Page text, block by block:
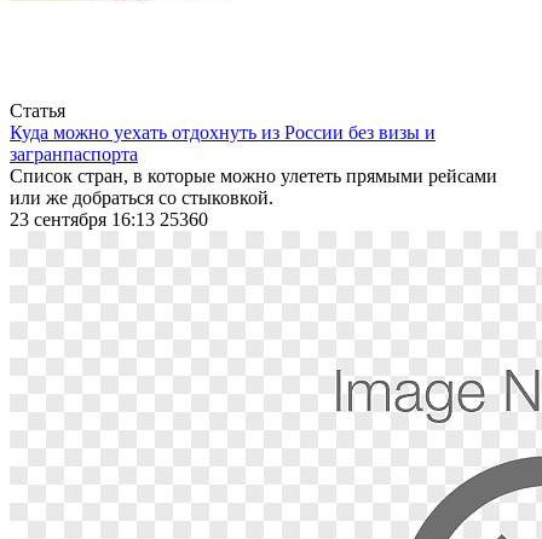
Статья
Куда можно уехать отдохнуть из России без визы и
загранпаспорта
Список стран, в которые можно улететь прямыми рейсами
или же добраться со стыковкой.
23 сентября 16:13 25360